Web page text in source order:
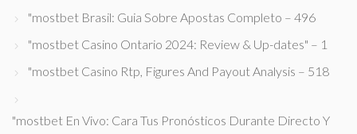
"mostbet Brasil: Guia Sobre Apostas Completo – 496
"mostbet Casino Ontario 2024: Review & Up-dates" – 1
"mostbet Casino Rtp, Figures And Payout Analysis – 518
"mostbet En Vivo: Cara Tus Pronósticos Durante Directo Y